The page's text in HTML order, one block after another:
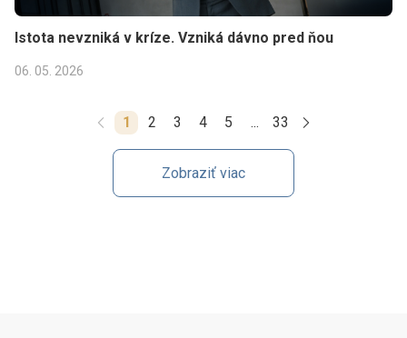
Istota nevzniká v kríze. Vzniká dávno pred ňou
06. 05. 2026
1 2 3 4 5 ... 33
Zobraziť viac